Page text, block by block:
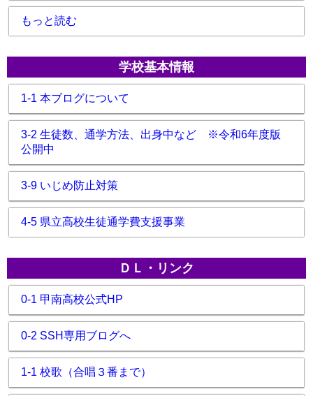
もっと読む
学校基本情報
1-1 本ブログについて
3-2 生徒数、通学方法、出身中など ※令和6年度版
公開中
3-9 いじめ防止対策
4-5 県立高校生徒通学費支援事業
ＤＬ・リンク
0-1 甲南高校公式HP
0-2 SSH専用ブログへ
1-1 校歌（合唱３番まで）